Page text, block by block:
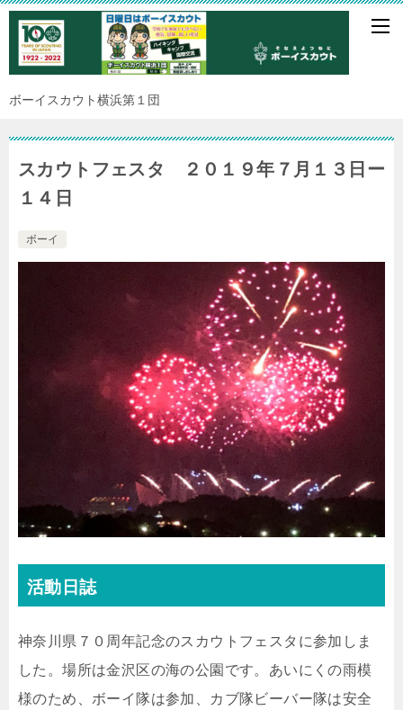
ボーイスカウト横浜第１団
スカウトフェスタ ２０１９年７月１３日ー
１４日
ボーイ
活動日誌
神奈川県７０周年記念のスカウトフェスタに参加しま
した。場所は金沢区の海の公園です。あいにくの雨模
様のため、ボーイ隊は参加、カブ隊ビーバー隊は安全